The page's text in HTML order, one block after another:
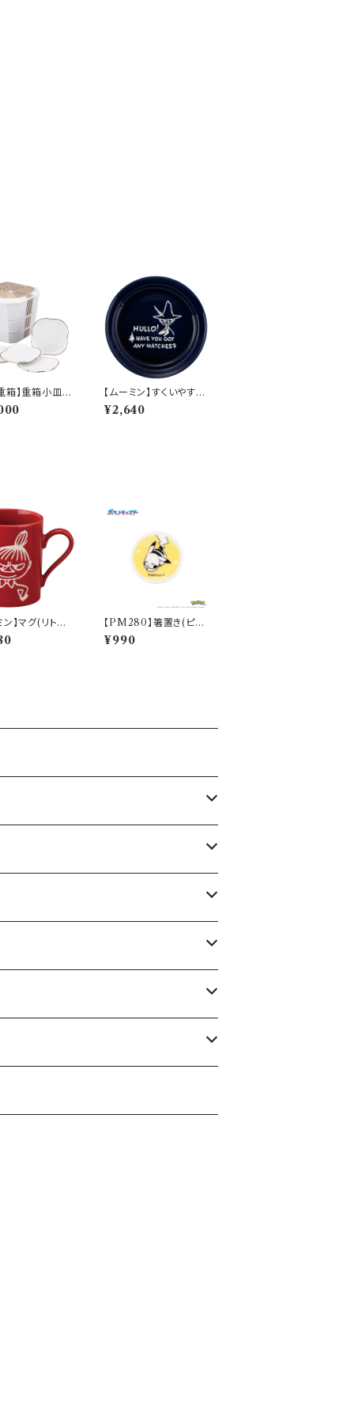
箱】重箱小皿
）【YMK140】Y
381
【ムーミン】すくいやすい
カレー皿（スナフキン）
【MM9000】MM900
¥2,640
ン】マグ(リトルミ
】MM9
【PM280】箸置き(ピカ
チュウ)【Daily Sketch】
PM284-402
¥990